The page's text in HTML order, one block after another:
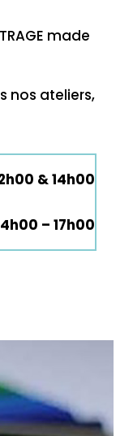
made
nos ateliers,
& 14h00
– 17h00